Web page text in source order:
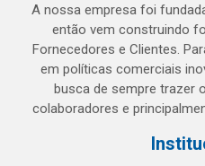
A nossa empresa foi
então vem construindo
Fornecedores e Clientes.
em políticas comerciais
busca de sempre trazer
colaboradores e